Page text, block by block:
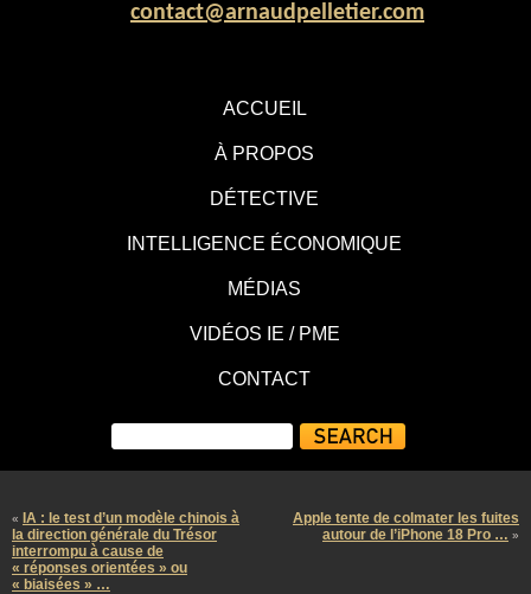
ACCUEIL
À PROPOS
DÉTECTIVE
INTELLIGENCE ÉCONOMIQUE
MÉDIAS
VIDÉOS IE / PME
CONTACT
contact@arnaudpelletier.com
«
IA : le test d’un modèle chinois à
la direction générale du Trésor
interrompu à cause de
« réponses orientées » ou
« biaisées » …
Apple tente de colmater les fuites
autour de l’iPhone 18 Pro … »